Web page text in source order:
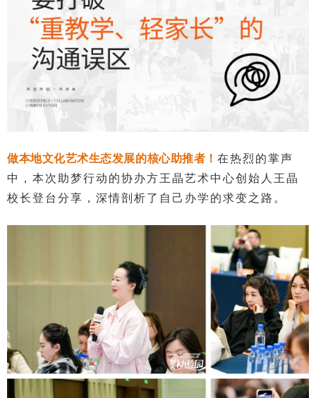
做本地文化艺术生态发展的核心助推者！ 在热烈的掌声
中，本次助梦行动的协办方王晶艺术中心创始人 王晶
校长登台分享，深情剖析了自己办学的求变之路。